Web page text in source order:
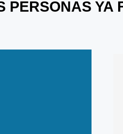
PERSONAS YA